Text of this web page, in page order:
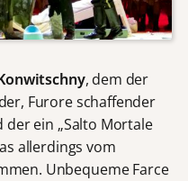
, dem der
Furore schaffender
ein „Salto Mortale
allerdings vom
Unbequeme Farce